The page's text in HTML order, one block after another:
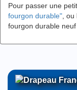
Pour passer une
fourgon durable" ,
fourgon durable